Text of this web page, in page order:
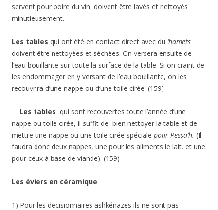
servent pour boire du vin, doivent être lavés et nettoyés
minutieusement.
Les tables qui ont été en contact direct avec du ‘hamets
doivent être nettoyées et séchées. On versera ensuite de
l’eau bouillante sur toute la surface de la table. Si on craint de
les endommager en y versant de l’eau bouillante, on les
recouvrira d’une nappe ou d’une toile cirée. (159)
Les tables qui sont recouvertes toute l’année d’une
nappe ou toile cirée, il suffit de bien nettoyer la table et de
mettre une nappe ou une toile cirée spéciale pour Pessa’h. (Il
faudra donc deux nappes, une pour les aliments le lait, et une
pour ceux à base de viande). (159)
Les éviers en céramique
1) Pour les décisionnaires ashkénazes ils ne sont pas